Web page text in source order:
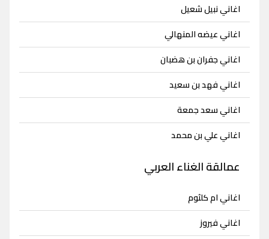
اغاني نبيل شعيل
اغاني عيضه المنهالي
اغاني جفران بن هضبان
اغاني فهد بن سعيد
اغاني سعد جمعة
اغاني علي بن محمد
عمالقة الغناء العربي
اغاني ام كلثوم
اغاني فيروز